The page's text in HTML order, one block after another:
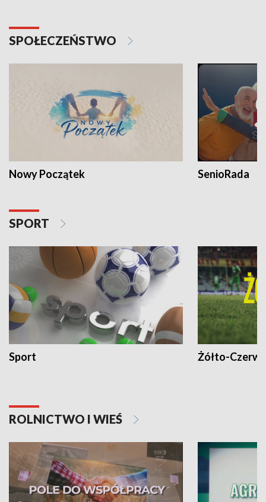
SPOŁECZEŃSTWO
Nowy Początek SenioRada
SPORT
Sport Żółto-
ROLNICTWO I WIEŚ